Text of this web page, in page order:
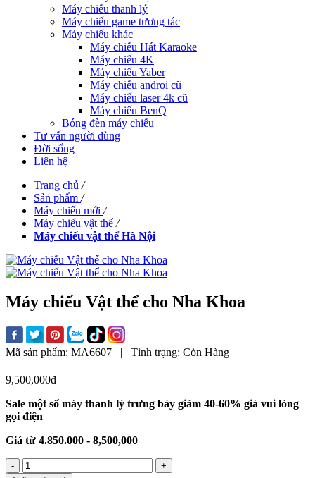
Máy chiếu thanh lý
Máy chiếu game tương tác
Máy chiếu khác
Máy chiếu Hát Karaoke
Máy chiếu 4K
Máy chiếu Yaber
Máy chiếu androi cũ
Máy chiếu laser 4k cũ
Máy chiếu BenQ
Bóng đèn máy chiếu
Tư vấn người dùng
Đời sống
Liên hệ
Trang chủ /
Sản phẩm /
Máy chiếu mới /
Máy chiếu vật thể /
Máy chiếu vật thể Hà Nội
Máy chiếu Vật thể cho Nha Khoa
Mã sản phẩm: MA6607 | Tình trạng: Còn Hàng
9,500,000đ
Sale một số máy thanh lý trưng bày giảm 40-60% giá vui lòng
gọi điện
Giá từ 4.850.000 - 8,500,000
-
+